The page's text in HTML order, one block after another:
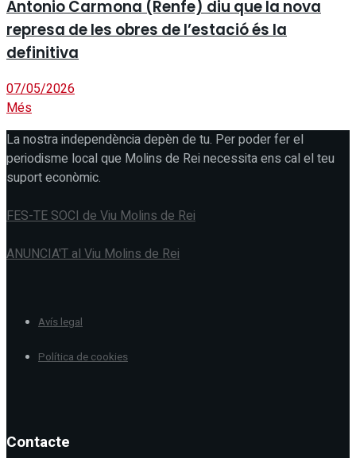
Antonio Carmona (Renfe) diu que la nova
represa de les obres de l’estació és la
definitiva
07/05/2026
Més
La nostra independència depèn de tu. Per poder fer el
periodisme local que Molins de Rei necessita ens cal el teu
suport econòmic.
FES-TE SOCI de Viu Molins de Rei
ANUNCIA'T al Viu Molins de Rei
Avís legal
Política de cookies
Contacte